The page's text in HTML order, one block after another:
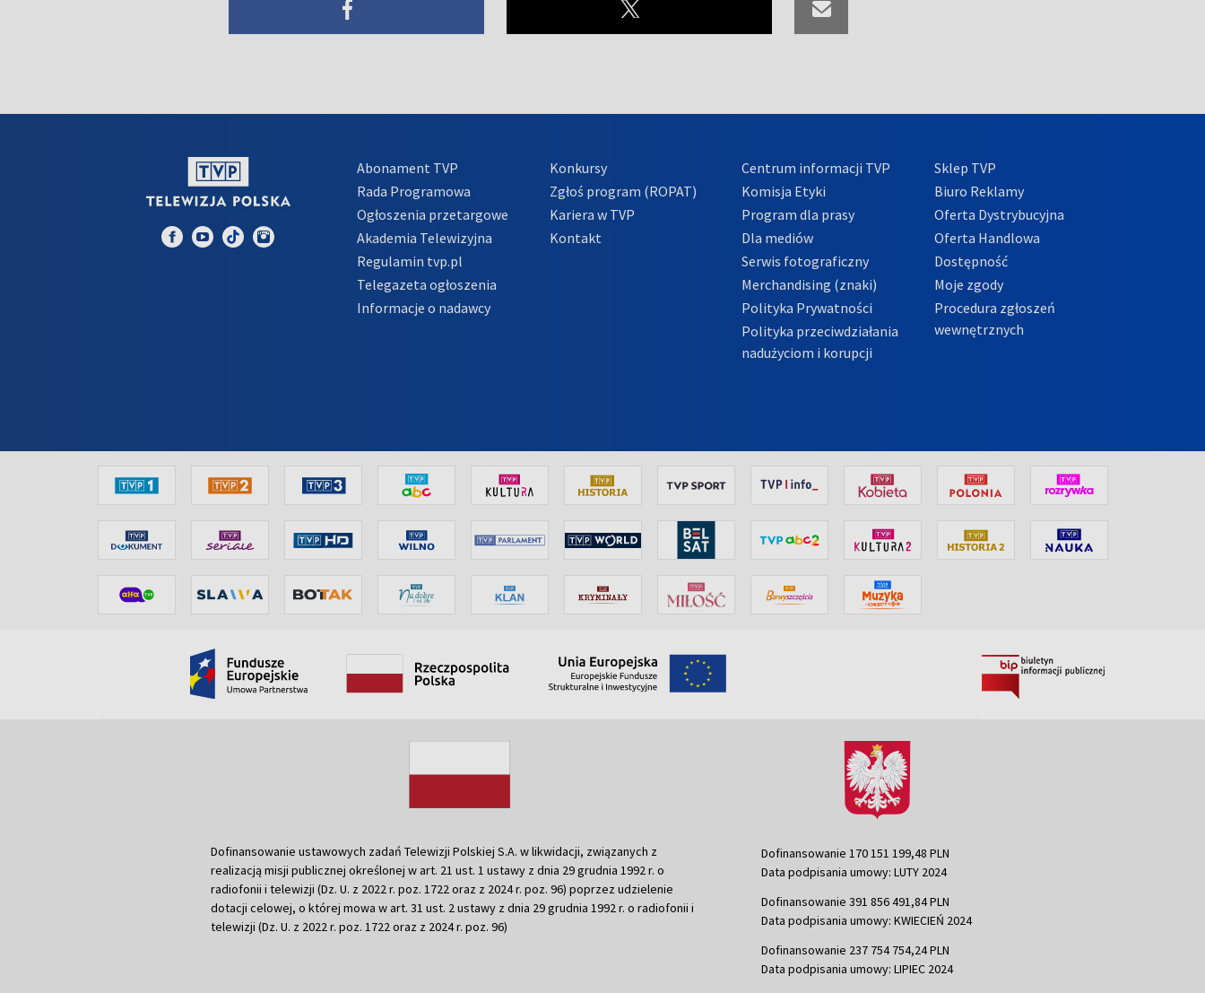
Abonament TVP
Rada Programowa
Ogłoszenia przetargowe
Akademia Telewizyjna
Regulamin tvp.pl
Telegazeta ogłoszenia
Informacje o nadawcy
Konkursy
Zgłoś program (ROPAT)
Kariera w TVP
Kontakt
Centrum informacji TVP
Komisja Etyki
Program dla prasy
Dla mediów
Serwis fotograficzny
Merchandising (znaki)
Polityka Prywatności
Polityka przeciwdziałania
nadużyciom i korupcji
Sklep TVP
Biuro Reklamy
Oferta Dystrybucyjna
Oferta Handlowa
Dostępność
Moje zgody
Procedura zgłoszeń
wewnętrznych
Dofinansowanie ustawowych zadań Telewizji Polskiej S.A. w likwidacji, związanych z
realizacją misji publicznej określonej w art. 21 ust. 1 ustawy z dnia 29 grudnia 1992 r. o
radiofonii i telewizji (Dz. U. z 2022 r. poz. 1722 oraz z 2024 r. poz. 96) poprzez udzielenie
dotacji celowej, o której mowa w art. 31 ust. 2 ustawy z dnia 29 grudnia 1992 r. o radiofonii i
telewizji (Dz. U. z 2022 r. poz. 1722 oraz z 2024 r. poz. 96)
Dofinansowanie 170 151 199,48 PLN
Data podpisania umowy: LUTY 2024
Dofinansowanie 391 856 491,84 PLN
Data podpisania umowy: KWIECIEŃ 2024
Dofinansowanie 237 754 754,24 PLN
Data podpisania umowy: LIPIEC 2024